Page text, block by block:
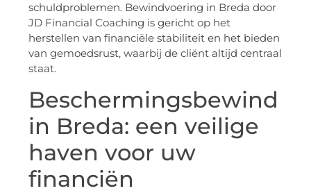
schuldproblemen. Bewindvoering in Breda door
JD Financial Coaching is gericht op het
herstellen van financiële stabiliteit en het bieden
van gemoedsrust, waarbij de cliënt altijd centraal
staat.
Beschermingsbewind
in Breda: een veilige
haven voor uw
financiën